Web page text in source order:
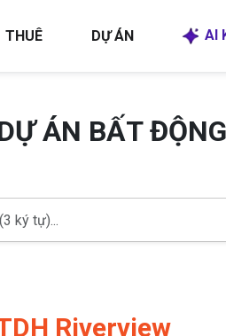
THUÊ DỰ ÁN AI
ÁN BẤT
Riverview